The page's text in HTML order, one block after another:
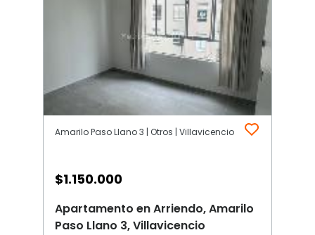
Amarilo Paso Llano 3 | Otros | Villavicencio
$1.150.000
Apartamento en Arriendo, Amarilo
Paso Llano 3, Villavicencio